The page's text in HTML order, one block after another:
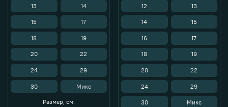
13 14
15 17
18 19
20 22
24 29
30 Микс
Размер, см.
12 13
14 15
16 17
18 19
20 22
24 29
30 Микс